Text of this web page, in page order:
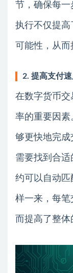
节，确保每
执行不仅提
可能性，从而
2. 提高支付
在数字货币
率的重要因
够更快地完
需要找到合
约可以自动
样一来，每
而提高了整体